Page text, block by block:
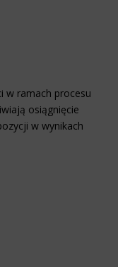
w ramach procesu
osiągnięcie
w wynikach